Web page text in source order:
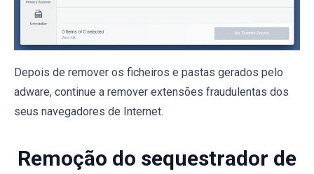
Depois de remover os ficheiros e pastas gerados pelo
adware, continue a remover extensões fraudulentas dos
seus navegadores de Internet.
Remoção do sequestrador de